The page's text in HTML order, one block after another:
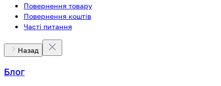
Повернення товару
Повернення коштів
Часті питання
Назад
Блог